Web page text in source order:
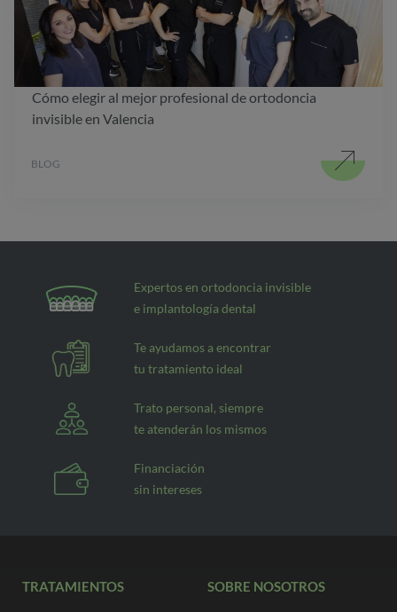
Cómo elegir al mejor profesional de ortodoncia
invisible en Valencia
BLOG
Expertos en ortodoncia invisible
e implantología dental
Te ayudamos a encontrar
tu tratamiento ideal
Trato personal, siempre
te atenderán los mismos
Financiación
sin intereses
TRATAMIENTOS SOBRE NOSOTROS